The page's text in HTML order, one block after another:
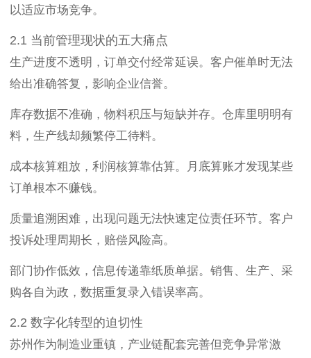
以适应市场竞争。
2.1 当前管理现状的五大痛点
生产进度不透明，订单交付经常延误。客户催单时无法
给出准确答复，影响企业信誉。
库存数据不准确，物料积压与短缺并存。仓库里明明有
料，生产线却频繁停工待料。
成本核算粗放，利润核算靠估算。月底算账才发现某些
订单根本不赚钱。
质量追溯困难，出现问题无法快速定位责任环节。客户
投诉处理周期长，赔偿风险高。
部门协作低效，信息传递靠纸质单据。销售、生产、采
购各自为政，数据重复录入错误率高。
2.2 数字化转型的迫切性
苏州作为制造业重镇，产业链配套完善但竞争异常激